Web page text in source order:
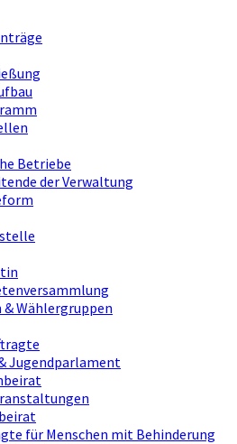
Betriebe
der Verwaltung
& Wählergruppen
Jugendparlament
für Menschen mit Behinderung